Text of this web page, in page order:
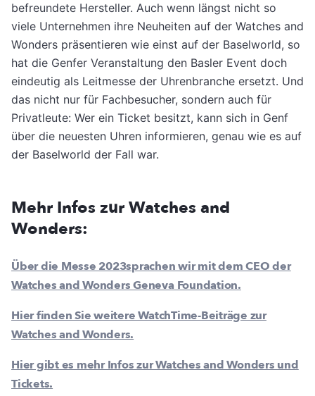
befreundete Hersteller. Auch wenn längst nicht so
viele Unternehmen ihre Neuheiten auf der Watches and
Wonders präsentieren wie einst auf der Baselworld, so
hat die Genfer Veranstaltung den Basler Event doch
eindeutig als Leitmesse der Uhrenbranche ersetzt. Und
das nicht nur für Fachbesucher, sondern auch für
Privatleute: Wer ein Ticket besitzt, kann sich in Genf
über die neuesten Uhren informieren, genau wie es auf
der Baselworld der Fall war.
Mehr Infos zur Watches and
Wonders:
Über die Messe 2023sprachen wir mit dem CEO der
Watches and Wonders Geneva Foundation.
Hier finden Sie weitere WatchTime-Beiträge zur
Watches and Wonders.
Hier gibt es mehr Infos zur Watches and Wonders und
Tickets.